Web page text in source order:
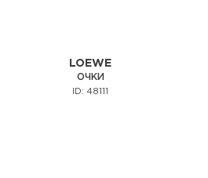
LOEWE
ОЧКИ
ID: 48111